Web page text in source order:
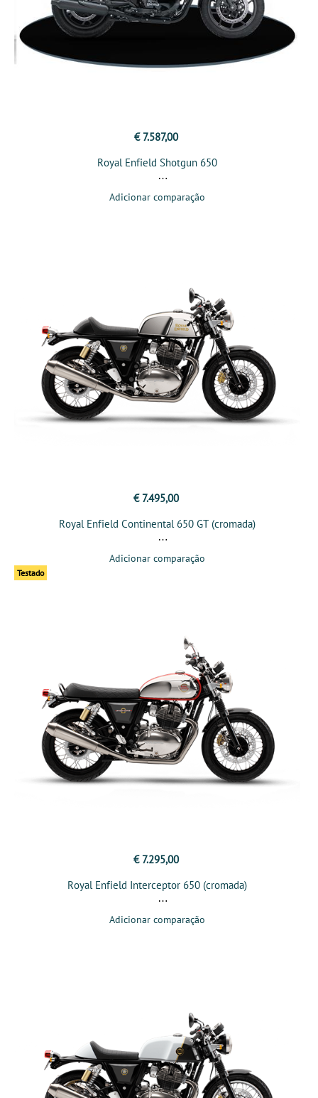
€ 7.587,00
Royal Enfield Shotgun 650
Adicionar comparação
€ 7.495,00
Royal Enfield Continental 650 GT (cromada)
Adicionar comparação
Testado
€ 7.295,00
Royal Enfield Interceptor 650 (cromada)
Adicionar comparação